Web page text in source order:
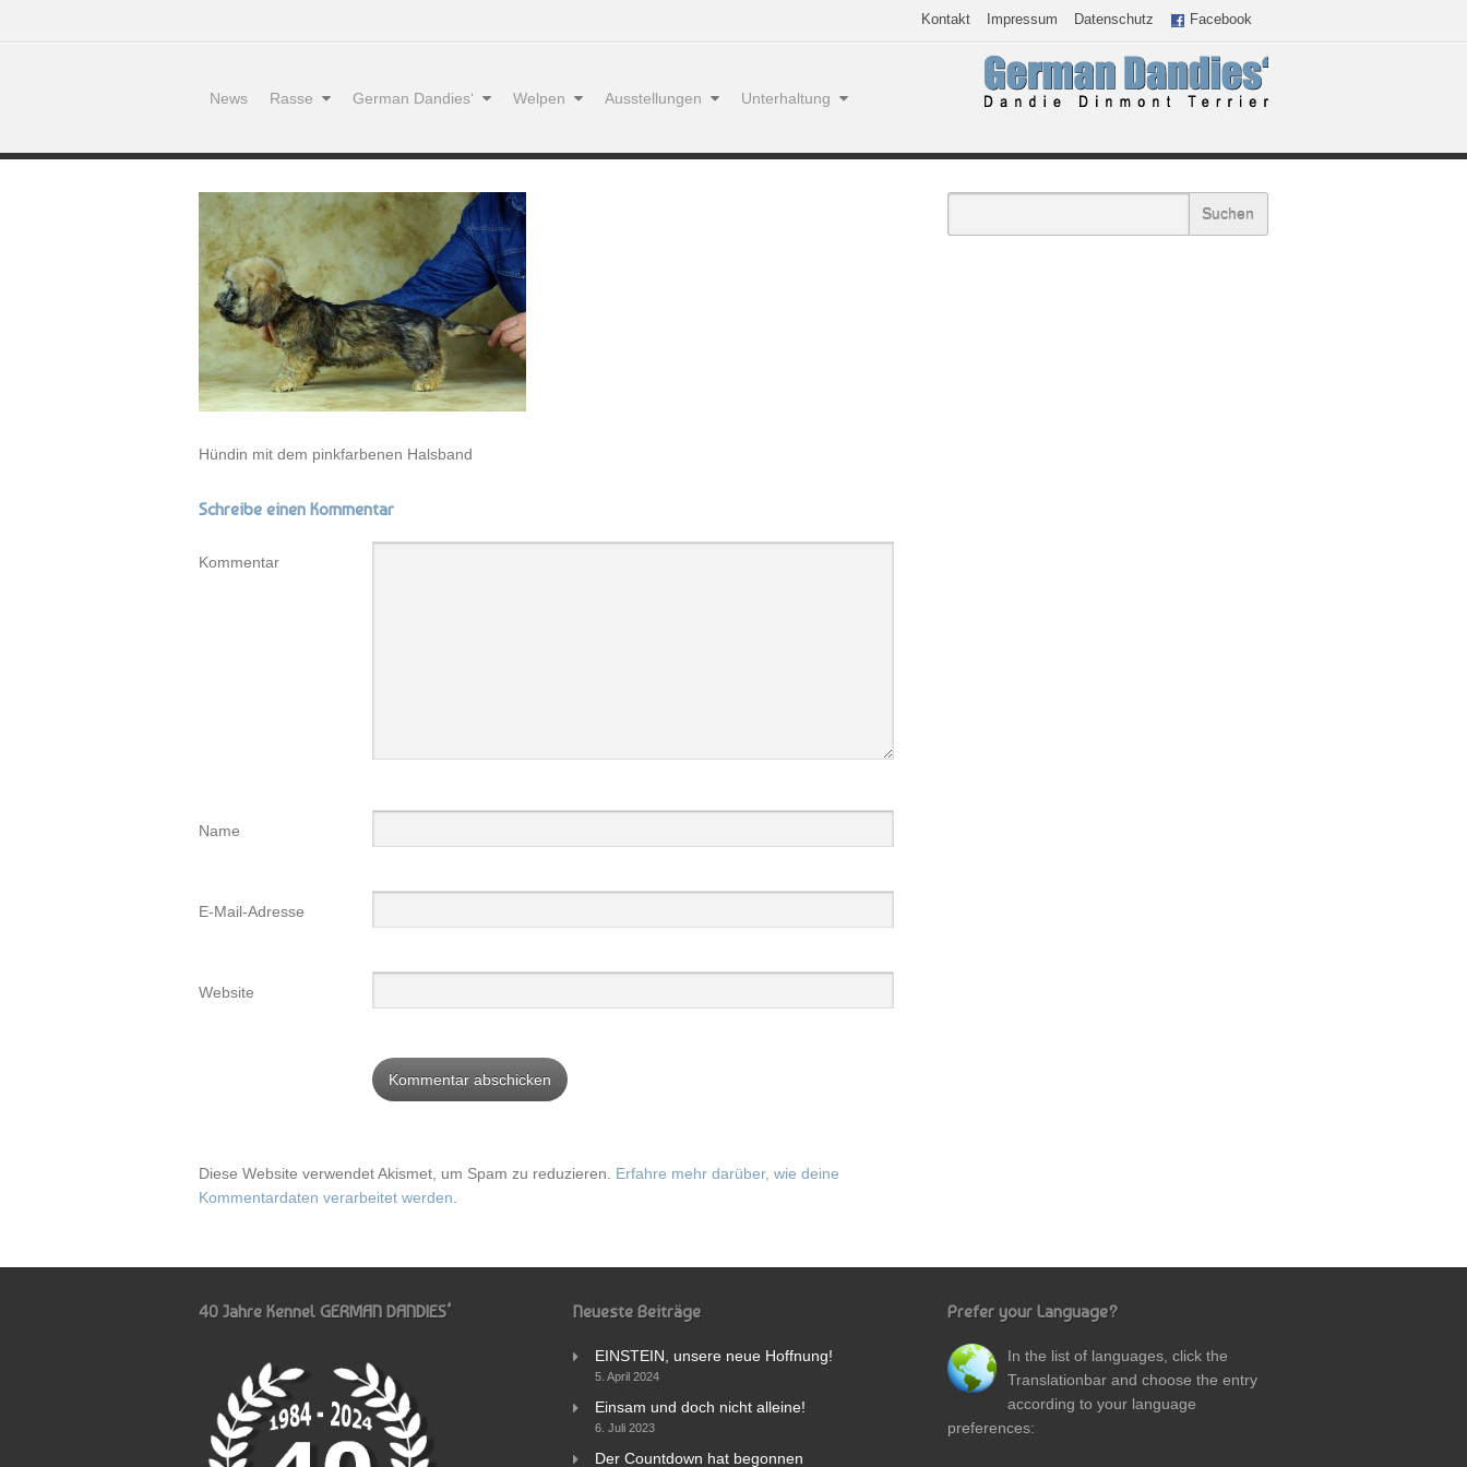
Kontakt Impressum Datenschutz Facebook
News Rasse German Dandies‘ Welpen Ausstellungen Unterhaltung
Hündin mit dem pinkfarbenen Halsband
Schreibe einen Kommentar
Kommentar
Name
E-Mail-Adresse
Website
Diese Website verwendet Akismet, um Spam zu reduzieren. Erfahre mehr darüber, wie deine
Kommentardaten verarbeitet werden.
40 Jahre Kennel GERMAN DANDIES‘ Neueste Beiträge
EINSTEIN, unsere neue Hoffnung!
5. April 2024
Einsam und doch nicht alleine!
6. Juli 2023
Der Countdown hat begonnen
Prefer your Language?
In the list of languages, click the
Translationbar and choose the entry
according to your language
preferences: